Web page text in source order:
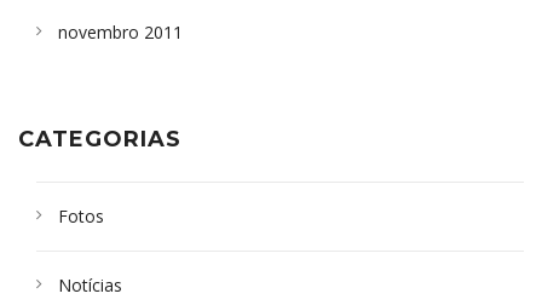
novembro 2011
CATEGORIAS
Fotos
Notícias